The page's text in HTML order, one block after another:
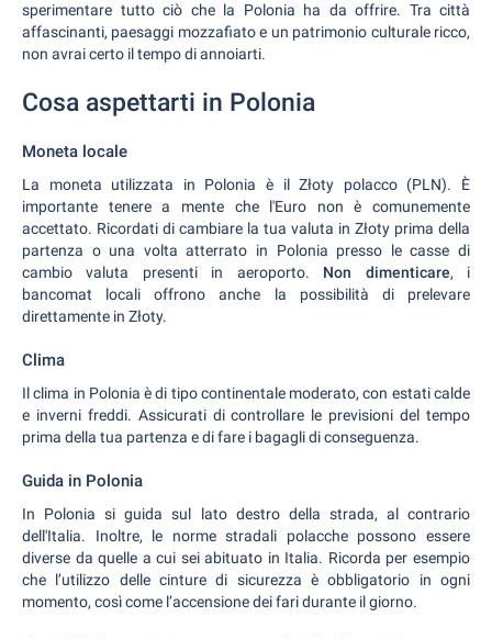
sperimentare tutto ciò che la Polonia ha da offrire. Tra città
affascinanti, paesaggi mozzafiato e un patrimonio culturale ricco,
non avrai certo il tempo di annoiarti.
Cosa aspettarti in Polonia
Moneta locale
La moneta utilizzata in Polonia è il Złoty polacco (PLN). È
importante tenere a mente che l'Euro non è comunemente
accettato. Ricordati di cambiare la tua valuta in Złoty prima della
partenza o una volta atterrato in Polonia presso le casse di
cambio valuta presenti in aeroporto.
Non dimenticare, i
bancomat locali offrono anche la possibilità di prelevare
direttamente in Złoty.
Clima
Il clima in Polonia è di tipo continentale moderato, con estati calde
e inverni freddi. Assicurati di controllare le previsioni del tempo
prima della tua partenza e di fare i bagagli di conseguenza.
Guida in Polonia
In Polonia si guida sul lato destro della strada, al contrario
dell'Italia. Inoltre, le norme stradali polacche possono essere
diverse da quelle a cui sei abituato in Italia. Ricorda per esempio
che l’utilizzo delle cinture di sicurezza è obbligatorio in ogni
momento, così come l’accensione dei fari durante il giorno.